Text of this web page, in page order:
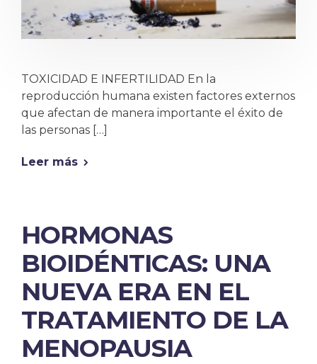
TOXICIDAD E INFERTILIDAD En la
reproducción humana existen factores externos
que afectan de manera importante el éxito de
las personas […]
Leer más
HORMONAS
BIOIDÉNTICAS: UNA
NUEVA ERA EN EL
TRATAMIENTO DE LA
MENOPAUSIA